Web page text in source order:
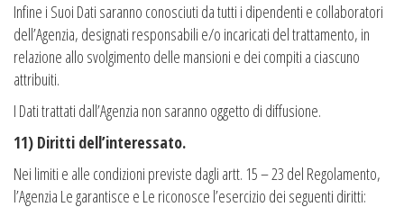
Infine i Suoi Dati saranno conosciuti da tutti i dipendenti e collaboratori
dell’Agenzia, designati responsabili e/o incaricati del trattamento, in
relazione allo svolgimento delle mansioni e dei compiti a ciascuno
attribuiti.
I Dati trattati dall’Agenzia non saranno oggetto di diffusione.
11) Diritti dell’interessato.
Nei limiti e alle condizioni previste dagli artt. 15 – 23 del Regolamento,
l’Agenzia Le garantisce e Le riconosce l’esercizio dei seguenti diritti: